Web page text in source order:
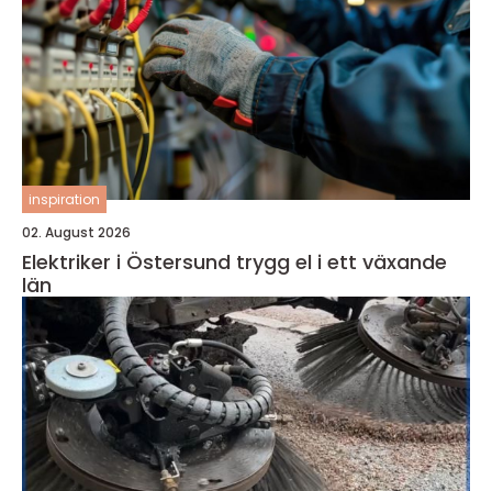
inspiration
02. August 2026
Elektriker i Östersund trygg el i ett växande
län